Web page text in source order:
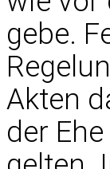
gebe.
Akten
der